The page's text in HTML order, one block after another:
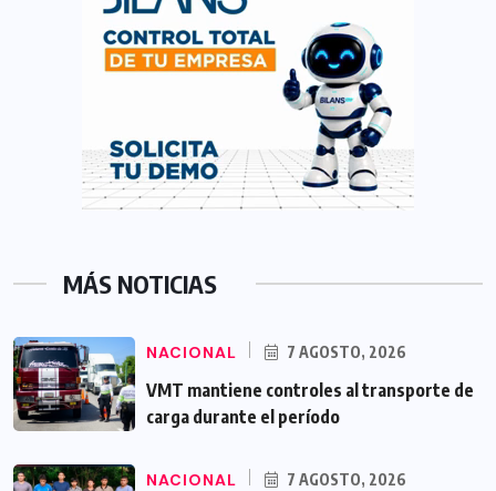
MÁS NOTICIAS
NACIONAL 7 AGOSTO, 2026
VMT mantiene controles al transporte de
carga durante el período
NACIONAL 7 AGOSTO, 2026